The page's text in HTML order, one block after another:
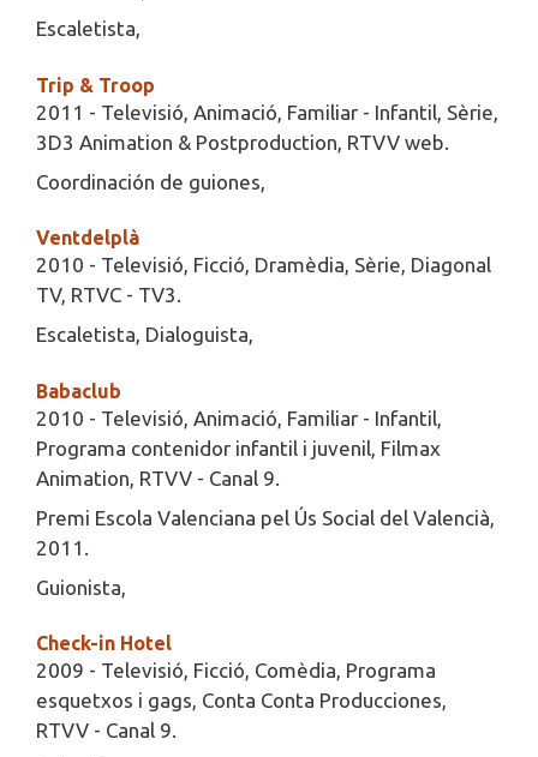
Escaletista,
Trip & Troop
2011 - Televisió, Animació, Familiar - Infantil, Sèrie,
3D3 Animation & Postproduction, RTVV web.
Coordinación de guiones,
Ventdelplà
2010 - Televisió, Ficció, Dramèdia, Sèrie, Diagonal
TV, RTVC - TV3.
Escaletista, Dialoguista,
Babaclub
2010 - Televisió, Animació, Familiar - Infantil,
Programa contenidor infantil i juvenil, Filmax
Animation, RTVV - Canal 9.
Premi Escola Valenciana pel Ús Social del Valencià,
2011.
Guionista,
Check-in Hotel
2009 - Televisió, Ficció, Comèdia, Programa
esquetxos i gags, Conta Conta Producciones,
RTVV - Canal 9.